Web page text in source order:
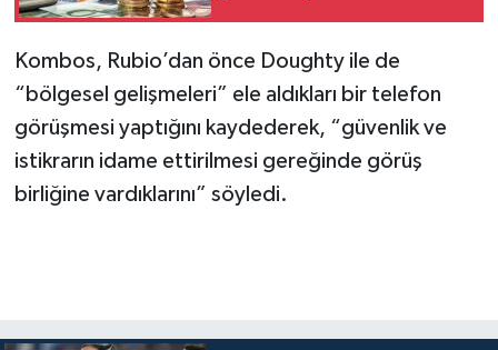
Kombos, Rubio’dan önce Doughty ile de
“bölgesel gelişmeleri” ele aldıkları bir telefon
görüşmesi yaptığını kaydederek, “güvenlik ve
istikrarın idame ettirilmesi gereğinde görüş
birliğine vardıklarını” söyledi.